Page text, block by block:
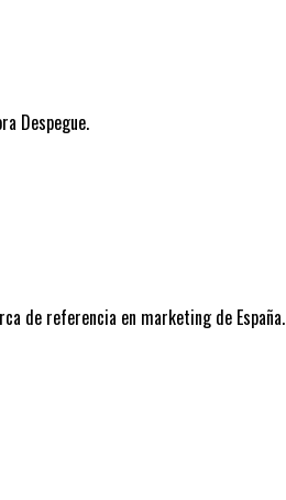
Despegue.
de referencia en marketing de España.